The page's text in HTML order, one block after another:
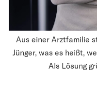
Aus einer Arztfamilie
Jünger, was es heißt,
Als Lösung